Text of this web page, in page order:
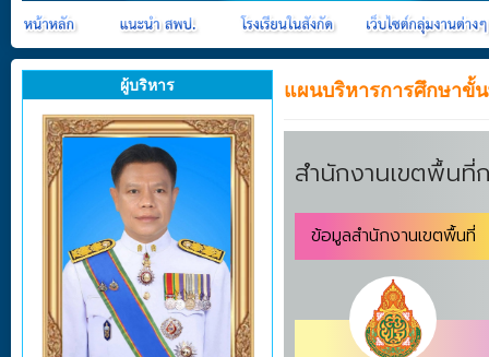
ผู้บริหาร แผนบริหารการศึกษาขั้
สำนักงานเขตพื้นที่
ข้อมูลสำนักงานเขตพื้นที่